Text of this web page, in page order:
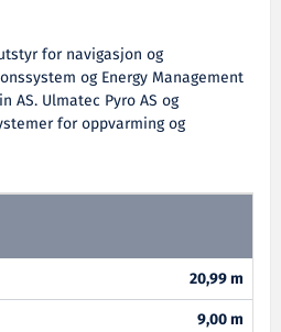
for navigasjon og
og Energy Management
AS. Ulmatec Pyro AS og
for oppvarming og
20,99 m
9,00 m